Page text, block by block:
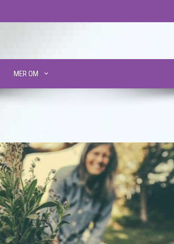
MER OM